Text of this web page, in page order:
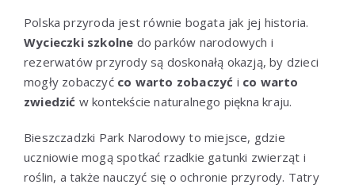
Polska przyroda jest równie bogata jak jej historia.
Wycieczki szkolne do parków narodowych i
rezerwatów przyrody są doskonałą okazją, by dzieci
mogły zobaczyć co warto zobaczyć i co warto
zwiedzić w kontekście naturalnego piękna kraju.
Bieszczadzki Park Narodowy to miejsce, gdzie
uczniowie mogą spotkać rzadkie gatunki zwierząt i
roślin, a także nauczyć się o ochronie przyrody. Tatry